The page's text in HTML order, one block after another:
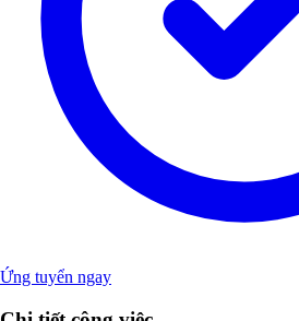
Ứng tuyển ngay